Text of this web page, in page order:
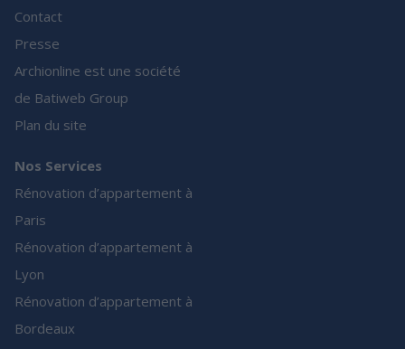
Contact
Presse
Archionline est une société
de Batiweb Group
Plan du site
Nos Services
Rénovation d’appartement à
Paris
Rénovation d’appartement à
Lyon
Rénovation d’appartement à
Bordeaux